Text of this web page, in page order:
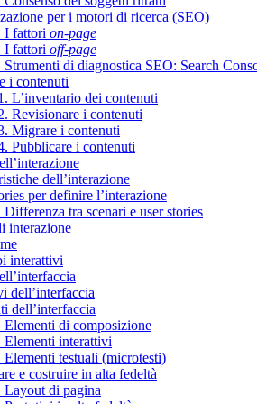
per i motori di ricerca (SEO)
I fattori on-page
I fattori off-page
Strumenti di diagnostica SEO: Search
i contenuti
L’inventario dei contenuti
Revisionare i contenuti
Migrare i contenuti
Pubblicare i contenuti
dell’interazione
per definire l’interazione
Differenza tra scenari e user stories
interazione
interattivi
dell’interfaccia
dell’interfaccia
Elementi di composizione
Elementi interattivi
Elementi testuali (microtesti)
e costruire in alta fedeltà
Layout di pagina